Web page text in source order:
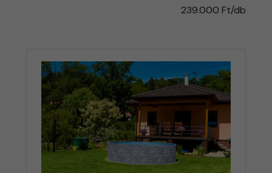
239.000 Ft/db